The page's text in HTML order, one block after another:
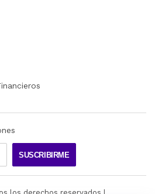
SUSCRIBIRME